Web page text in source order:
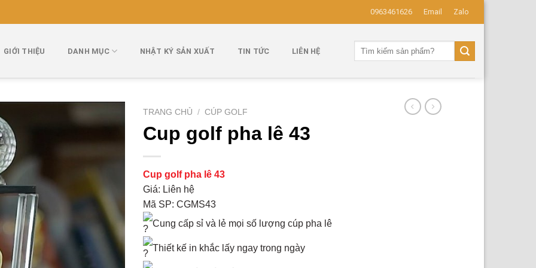
0963461626 Email Zalo
GIỚI THIỆU DANH MỤC NHẬT KÝ SẢN XUẤT TIN TỨC LIÊN HỆ
TRANG CHỦ / CÚP GOLF
Cup golf pha lê 43
Cup golf pha lê 43
Giá: Liên hệ
Mã SP: CGMS43
Cung cấp sỉ và lẻ mọi số lượng cúp pha lê
Thiết kế in khắc lấy ngay trong ngày